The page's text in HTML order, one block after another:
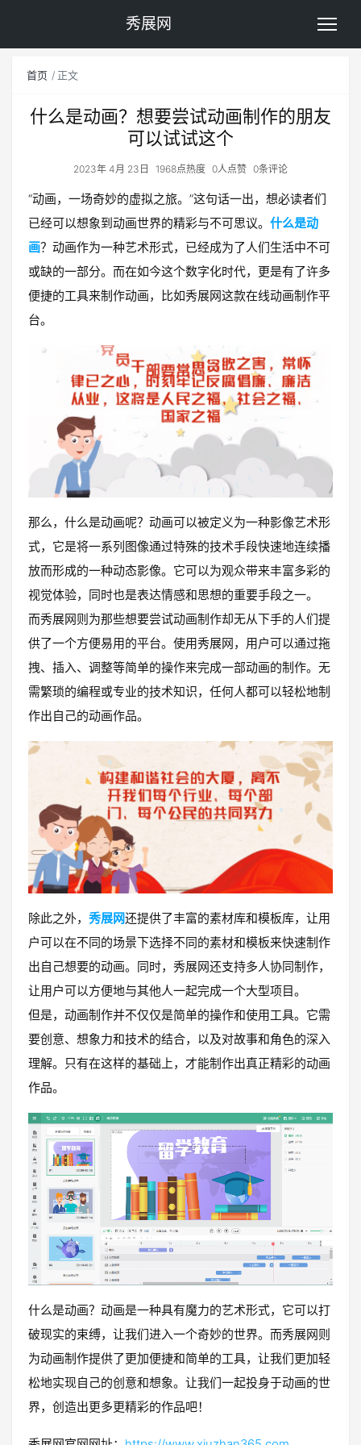
秀展网
首页 正文
什么是动画？想要尝试动画制作的朋友
可以试试这个
2023年 4月 23日 1968点热度 0人点赞 0条评论
“动画，一场奇妙的虚拟之旅。”这句话一出，想必读者们
已经可以想象到动画世界的精彩与不可思议。 什么是动
画？动画作为一种艺术形式，已经成为了人们生活中不可
或缺的一部分。而在如今这个数字化时代，更是有了许多
便捷的工具来制作动画，比如秀展网这款在线动画制作平
台。
那么，什么是动画呢？动画可以被定义为一种影像艺术形
式，它是将一系列图像通过特殊的技术手段快速地连续播
放而形成的一种动态影像。它可以为观众带来丰富多彩的
视觉体验，同时也是表达情感和思想的重要手段之一。
而秀展网则为那些想要尝试动画制作却无从下手的人们提
供了一个方便易用的平台。使用秀展网，用户可以通过拖
拽、插入、调整等简单的操作来完成一部动画的制作。无
需繁琐的编程或专业的技术知识，任何人都可以轻松地制
作出自己的动画作品。
除此之外， 秀展网还提供了丰富的素材库和模板库，让用
户可以在不同的场景下选择不同的素材和模板来快速制作
出自己想要的动画。同时，秀展网还支持多人协同制作，
让用户可以方便地与其他人一起完成一个大型项目。
但是，动画制作并不仅仅是简单的操作和使用工具。它需
要创意、想象力和技术的结合，以及对故事和角色的深入
理解。只有在这样的基础上，才能制作出真正精彩的动画
作品。
什么是动画？动画是一种具有魔力的艺术形式，它可以打
破现实的束缚，让我们进入一个奇妙的世界。而秀展网则
为动画制作提供了更加便捷和简单的工具，让我们更加轻
松地实现自己的创意和想象。让我们一起投身于动画的世
界，创造出更多更精彩的作品吧！